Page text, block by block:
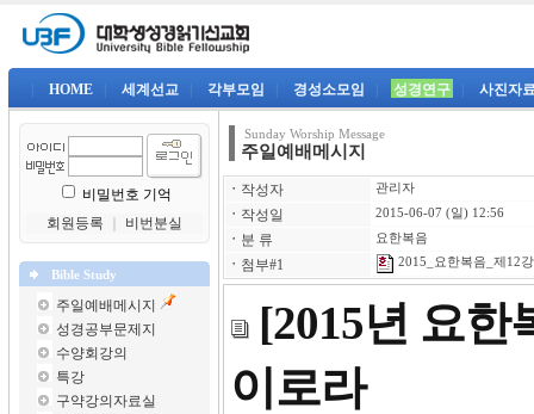
HOME 세계선교 각부모임 경성소모임 성경연구 사진자
비밀번호 기억
회원등록
비번분실
Bible Study
주일예배메시지
성경공부문제지
수양회강의
특강
구약강의자료실
Sunday Worship Message
주일예배메시지
ㆍ 작성자 관리자
ㆍ 작성일 2015-06-07 (일) 12:56
ㆍ 분 류 요한복음
ㆍ 첨부#1 2015_요한복음_제12
[2015년 요한
이로라